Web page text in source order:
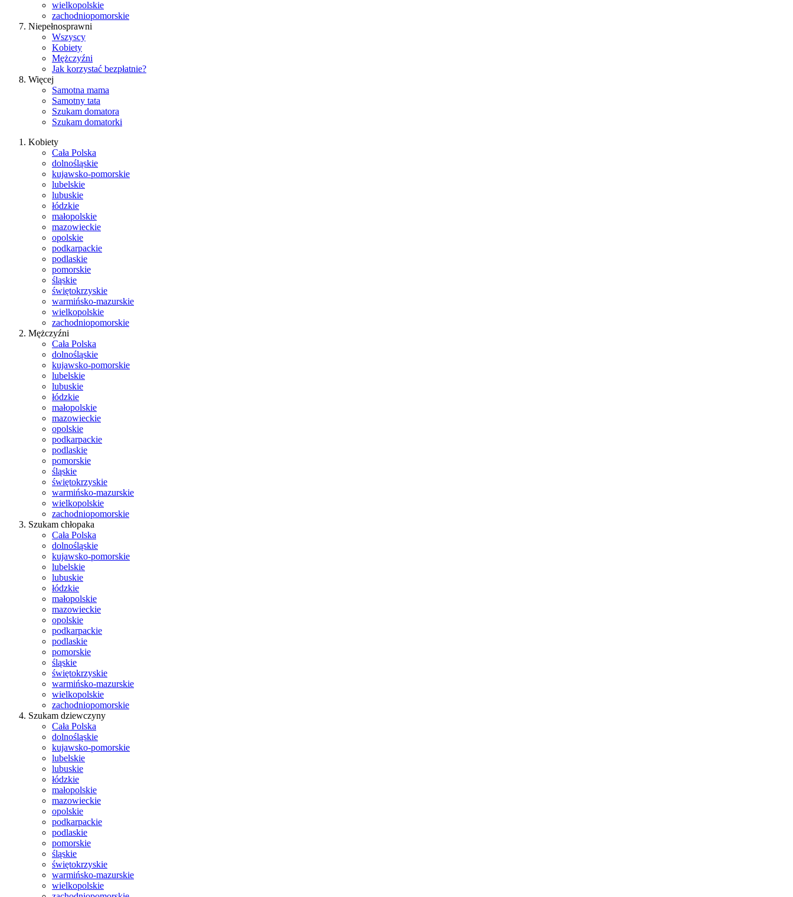
wielkopolskie
zachodniopomorskie
Niepełnosprawni
Wszyscy
Kobiety
Mężczyźni
Jak korzystać bezpłatnie?
Więcej
Samotna mama
Samotny tata
Szukam domatora
Szukam domatorki
Kobiety
Cała Polska
dolnośląskie
kujawsko-pomorskie
lubelskie
lubuskie
łódzkie
małopolskie
mazowieckie
opolskie
podkarpackie
podlaskie
pomorskie
śląskie
świętokrzyskie
warmińsko-mazurskie
wielkopolskie
zachodniopomorskie
Mężczyźni
Cała Polska
dolnośląskie
kujawsko-pomorskie
lubelskie
lubuskie
łódzkie
małopolskie
mazowieckie
opolskie
podkarpackie
podlaskie
pomorskie
śląskie
świętokrzyskie
warmińsko-mazurskie
wielkopolskie
zachodniopomorskie
Szukam chłopaka
Cała Polska
dolnośląskie
kujawsko-pomorskie
lubelskie
lubuskie
łódzkie
małopolskie
mazowieckie
opolskie
podkarpackie
podlaskie
pomorskie
śląskie
świętokrzyskie
warmińsko-mazurskie
wielkopolskie
zachodniopomorskie
Szukam dziewczyny
Cała Polska
dolnośląskie
kujawsko-pomorskie
lubelskie
lubuskie
łódzkie
małopolskie
mazowieckie
opolskie
podkarpackie
podlaskie
pomorskie
śląskie
świętokrzyskie
warmińsko-mazurskie
wielkopolskie